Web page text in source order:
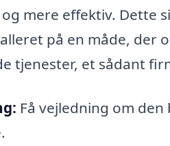
mere effektiv. Dette
på en måde,
tjenester, et sådant
Få vejledning om